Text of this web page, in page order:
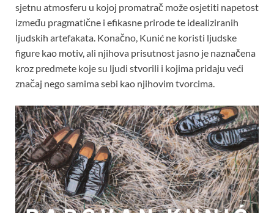
sjetnu atmosferu u kojoj promatrač može osjetiti napetost
između pragmatične i efikasne prirode te idealiziranih
ljudskih artefakata. Konačno, Kunić ne koristi ljudske
figure kao motiv, ali njihova prisutnost jasno je naznačena
kroz predmete koje su ljudi stvorili i kojima pridaju veći
značaj nego samima sebi kao njihovim tvorcima.